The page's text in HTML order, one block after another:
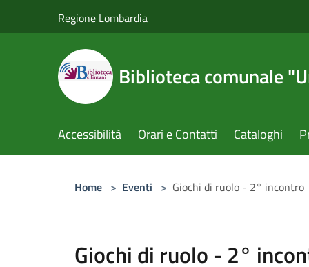
Regione Lombardia
Biblioteca comunale
Accessibilità Orari e Contatti Cataloghi
Home > Eventi > Giochi di ruolo - 2° incontro
Giochi di ruolo - 2°